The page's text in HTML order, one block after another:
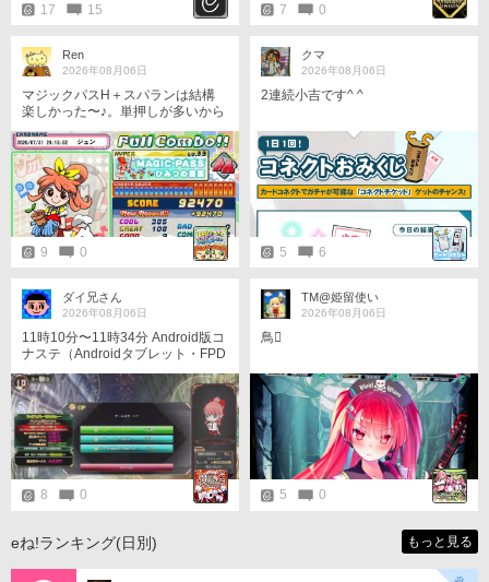
17
15 7 0
Ren
2026年08月06日
マジックパスH＋スパランは結構
楽しかった〜♪。単押しが多いから
全体的に叩きやすかったし。♬
9 0
クマ
2026年08月06日
2連続小吉です^ ^
5 6
ダイ兄さん
2026年08月06日
11時10分〜11時34分 Android版コ
ナステ（Androidタブレット・FPD
CP10-J1）からプレー。
8 0
TM@姫留使い
2026年08月06日
鳥󾬆️
5 0
eね!ランキング(日別) もっと見る